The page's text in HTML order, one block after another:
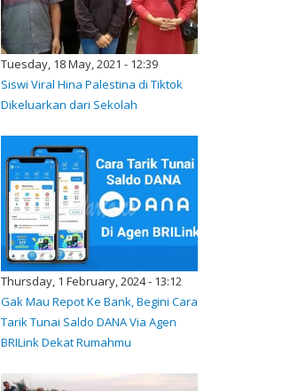
Tuesday, 18 May, 2021 - 12:39
Siswi Viral Hina Palestina di Tiktok
Dikeluarkan dari Sekolah
Thursday, 1 February, 2024 - 13:12
Gak Mau Repot Ke Bank, Begini Cara
Tarik Tunai Saldo DANA Via Agen
BRILink Dekat Rumahmu